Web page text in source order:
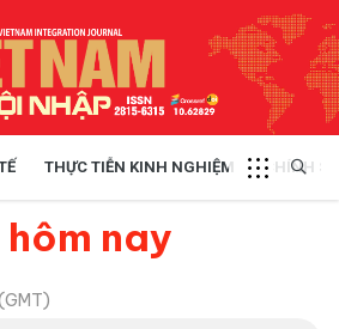
THỰC TIỄN KINH NGHIỆM CHÍNH
nay